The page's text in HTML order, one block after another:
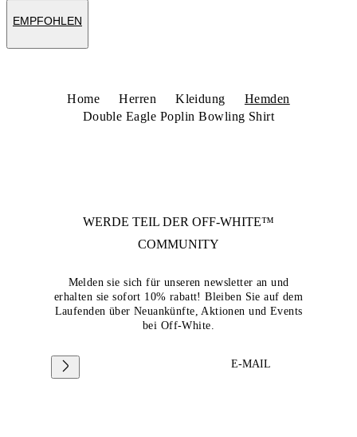
EMPFOHLEN
Home Herren Kleidung
Hemden
Double Eagle Poplin Bowling Shirt
WERDE TEIL DER OFF-WHITE™
COMMUNITY
Melden sie sich für unseren newsletter an und
erhalten sie sofort 10% rabatt! Bleiben Sie auf dem
Laufenden über Neuankünfte, Aktionen und Events
bei Off-White.
E-MAIL